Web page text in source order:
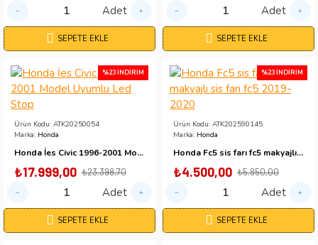
Adet
SEPETE EKLE
Adet
SEPETE EKLE
%23 İNDIRIM
Ürün Kodu: ATK20250054
Marka: Honda
Honda İes Civic 1996-2001 Model Uyumlu Led Stop
₺17.999,00 ₺23.398,70
Adet
SEPETE EKLE
%23 İNDIRIM
Ürün Kodu: ATK202590145
Marka: Honda
Honda Fc5 sis farı fc5 makyajlı sis farı fc5 2019-2020
₺4.500,00 ₺5.850,00
Adet
SEPETE EKLE